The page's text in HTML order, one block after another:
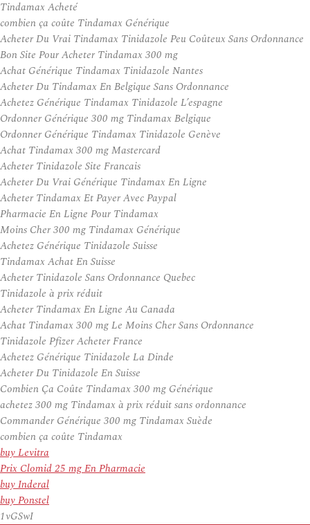
Tindamax Acheté
combien ça coûte Tindamax Générique
Acheter Du Vrai Tindamax Tinidazole Peu Coûteux Sans Ordonnance
Bon Site Pour Acheter Tindamax 300 mg
Achat Générique Tindamax Tinidazole Nantes
Acheter Du Tindamax En Belgique Sans Ordonnance
Achetez Générique Tindamax Tinidazole L’espagne
Ordonner Générique 300 mg Tindamax Belgique
Ordonner Générique Tindamax Tinidazole Genève
Achat Tindamax 300 mg Mastercard
Acheter Tinidazole Site Francais
Acheter Du Vrai Générique Tindamax En Ligne
Acheter Tindamax Et Payer Avec Paypal
Pharmacie En Ligne Pour Tindamax
Moins Cher 300 mg Tindamax Générique
Achetez Générique Tinidazole Suisse
Tindamax Achat En Suisse
Acheter Tinidazole Sans Ordonnance Quebec
Tinidazole à prix réduit
Acheter Tindamax En Ligne Au Canada
Achat Tindamax 300 mg Le Moins Cher Sans Ordonnance
Tinidazole Pfizer Acheter France
Achetez Générique Tinidazole La Dinde
Acheter Du Tinidazole En Suisse
Combien Ça Coûte Tindamax 300 mg Générique
achetez 300 mg Tindamax à prix réduit sans ordonnance
Commander Générique 300 mg Tindamax Suède
combien ça coûte Tindamax
buy Levitra
Prix Clomid 25 mg En Pharmacie
buy Inderal
buy Ponstel
1vGSwI